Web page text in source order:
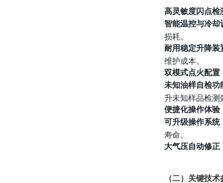
高灵敏度闪点检
智能温控与冷却
损耗。
耐用稳定升降装
维护成本。
双模式点火配置
未知油样自检功
升未知样品检测
便捷化操作体验
可升级操作系统
寿命。
大气压自动修正
（二）关键技术